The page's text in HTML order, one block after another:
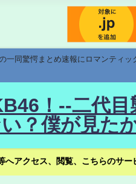
一同驚愕まとめ速報にロマンティ
！--二代
？僕が見た
へアクセス、閲覧、こちらのサ